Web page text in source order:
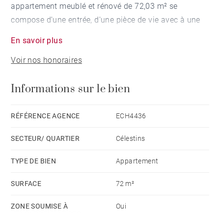
appartement meublé et rénové de 72,03 m² se
compose d'une entrée, d'une pièce de vie avec à une
un balcon filant.
et une salle de douches.
Proximité immédiate des commerces, écoles,
d'énergie pour un usage standard, établi à partir des
prix de l'énergie de l'année 2021 : 1390€ ~ 1920€ - Les
exposé sont disponibles sur le site Géorisques :
En savoir plus
Voir nos honoraires
Informations sur le bien
RÉFÉRENCE AGENCE ECH4436
SECTEUR/ QUARTIER Célestins
TYPE DE BIEN Appartement
SURFACE 72 m²
ZONE SOUMISE À
Oui